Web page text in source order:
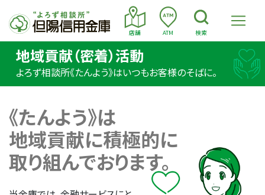
店舗 ATM 検索
地域貢献（密着）活動
よろず相談所《たんよう》はいつもお客様のそばに。
《たんよう》は
地域貢献に積極的に
取り組んでおります。